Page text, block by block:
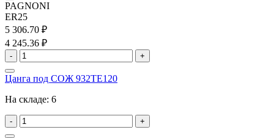
PAGNONI
ER25
5 306.70 ₽
4 245.36 ₽
- +
Цанга под СОЖ 932TE120
На складе: 6
- +